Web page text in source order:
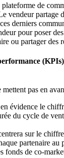
plateforme de
vendeur partage
derniers
pour poser
ou partager des
pas en
évidence le
du cycle de
sur le
partenaire au
fonds de co-